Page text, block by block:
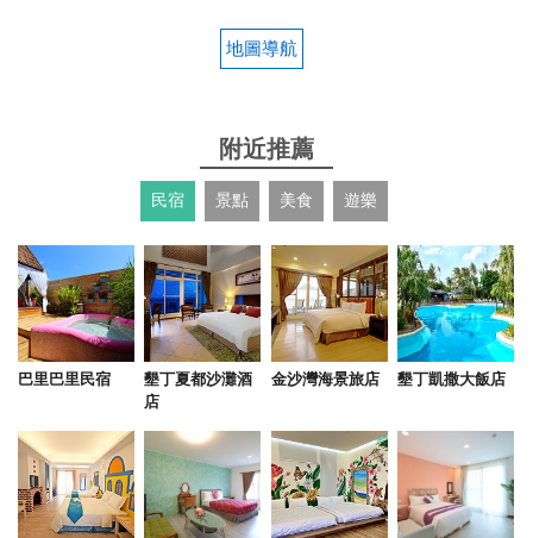
地圖導航
附近推薦
民宿 景點 美食 遊樂
巴里巴里民宿
墾丁夏都沙灘酒
店
金沙灣海景旅店 墾丁凱撒大飯店